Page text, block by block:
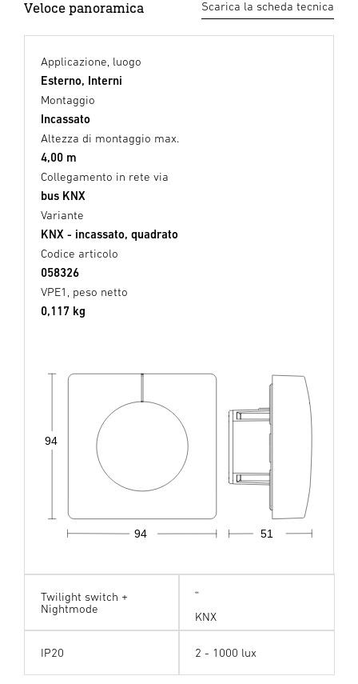
Veloce panoramica Scarica la scheda tecnica
Applicazione, luogo
Esterno, Interni
Montaggio
Incassato
Altezza di montaggio max.
4,00 m
Collegamento in rete via
bus KNX
Variante
KNX - incassato, quadrato
Codice articolo
058326
VPE1, peso netto
0,117 kg
51
94
94
Twilight switch +
Nightmode
KNX
IP20 2 - 1000 lux